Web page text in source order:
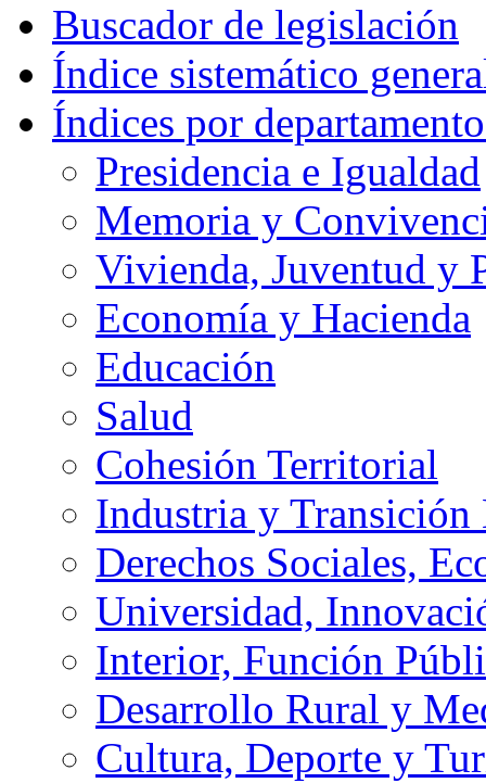
Buscador de legislación
Índice sistemático
Índices por
Presidencia e Igualdad
Memoria y
Vivienda, Juventud y
Economía y Hacienda
Educación
Salud
Cohesión Territorial
Industria y
Derechos Sociales,
Universidad,
Interior, Función
Desarrollo Rural y
Cultura, Deporte y